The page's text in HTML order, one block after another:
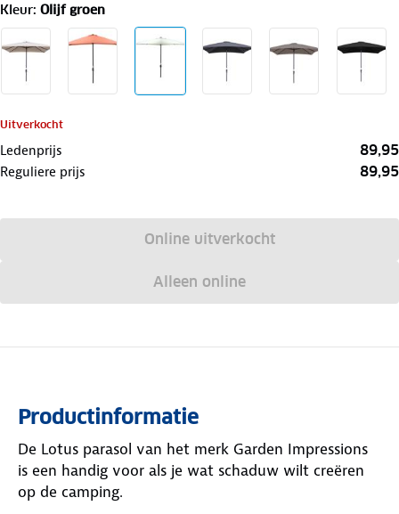
Kleur: Olijf groen
Uitverkocht
Ledenprijs 89,95
Reguliere prijs 89,95
Online uitverkocht
Alleen online
Productinformatie
De Lotus parasol van het merk Garden Impressions
is een handig voor als je wat schaduw wilt creëren
op de camping.